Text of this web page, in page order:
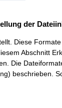
der
Diese Formate
Abschnitt
Die
beschrieben.